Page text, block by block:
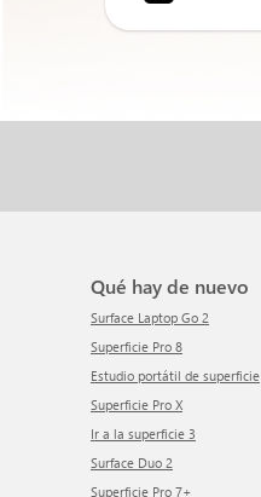
Qué hay de nuevo
Surface Laptop Go 2
Superficie Pro 8
Estudio portátil de superficie
Superficie Pro X
Ir a la superficie 3
Surface Duo 2
Superficie Pro 7+